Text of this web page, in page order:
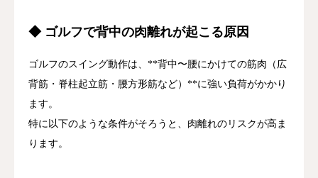
◆ ゴルフで背中の肉離れが起こる原因
ゴルフのスイング動作は、**背中〜腰にかけての筋肉（ 広
背筋・ 脊柱起立筋・ 腰方形筋など）**に強い負荷がかかり
ます。
特に 以下のよう な条件がそろう と、 肉離れの リスクが高ま
り ます。